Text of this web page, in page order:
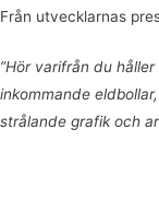
Från utvecklarnas
”Hör varifrån du
inkommande
strålande grafik och